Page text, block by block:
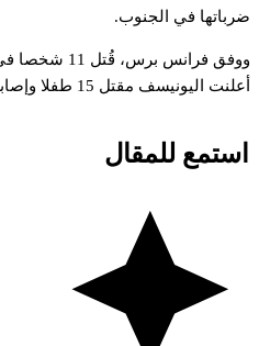
ضرباتها في الجنوب.
ووفق فرانس برس، قُتل 11 شخصا في
أعلنت اليونيسف مقتل 15 طفلا وإصابة
استمع للمقال